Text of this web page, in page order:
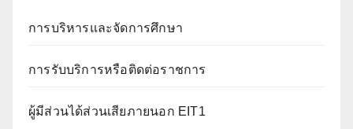
การบริหารและจัดการศึกษา
การรับบริการหรือติดต่อราชการ
ผู้มีส่วนได้ส่วนเสียภายนอก EIT1